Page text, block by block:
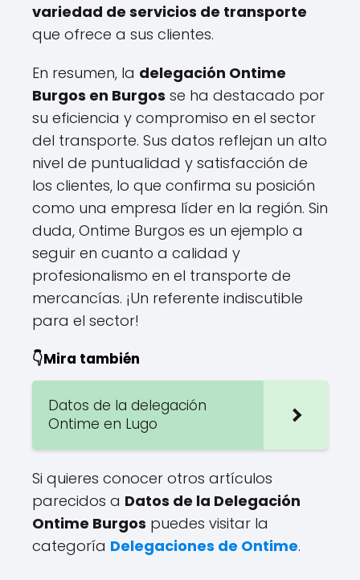
variedad de servicios de transporte
que ofrece a sus clientes.
En resumen, la delegación Ontime
Burgos en Burgos se ha destacado por
su eficiencia y compromiso en el sector
del transporte. Sus datos reflejan un alto
nivel de puntualidad y satisfacción de
los clientes, lo que confirma su posición
como una empresa líder en la región. Sin
duda, Ontime Burgos es un ejemplo a
seguir en cuanto a calidad y
profesionalismo en el transporte de
mercancías. ¡Un referente indiscutible
para el sector!
👇Mira también
Datos de la delegación
Ontime en Lugo
Si quieres conocer otros artículos
parecidos a Datos de la Delegación
Ontime Burgos puedes visitar la
categoría Delegaciones de Ontime.